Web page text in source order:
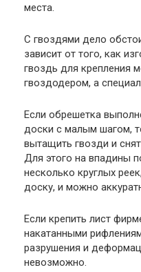
места.
С гвоздями дело
зависит от того, как
гвоздь для крепления
гвоздодером, а
Если обрешетка
доски с малым шагом,
вытащить гвозди и
Для этого на впадины
несколько круглых
доску, и можно
Если крепить лист
накатанными
разрушения и
невозможно.